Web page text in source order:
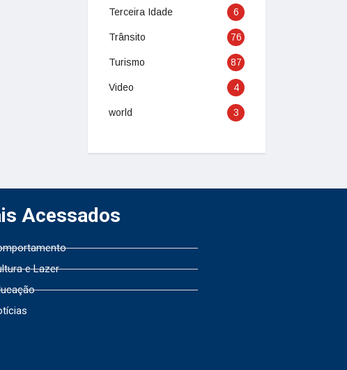
Terceira Idade 6
Trânsito 76
Turismo 87
Video 4
world 3
Acessados
e Lazer